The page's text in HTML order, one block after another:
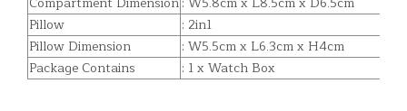
Pillow
: 2in1
Pillow Dimension
: W5.5cm x L6.3cm x H4cm
Package Contains
: 1 x Watch Box